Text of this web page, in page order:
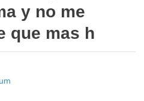
y no me
que mas h